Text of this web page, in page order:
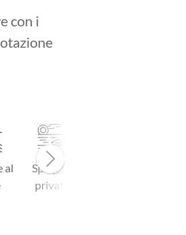
con i
al
Spiaggia
privata